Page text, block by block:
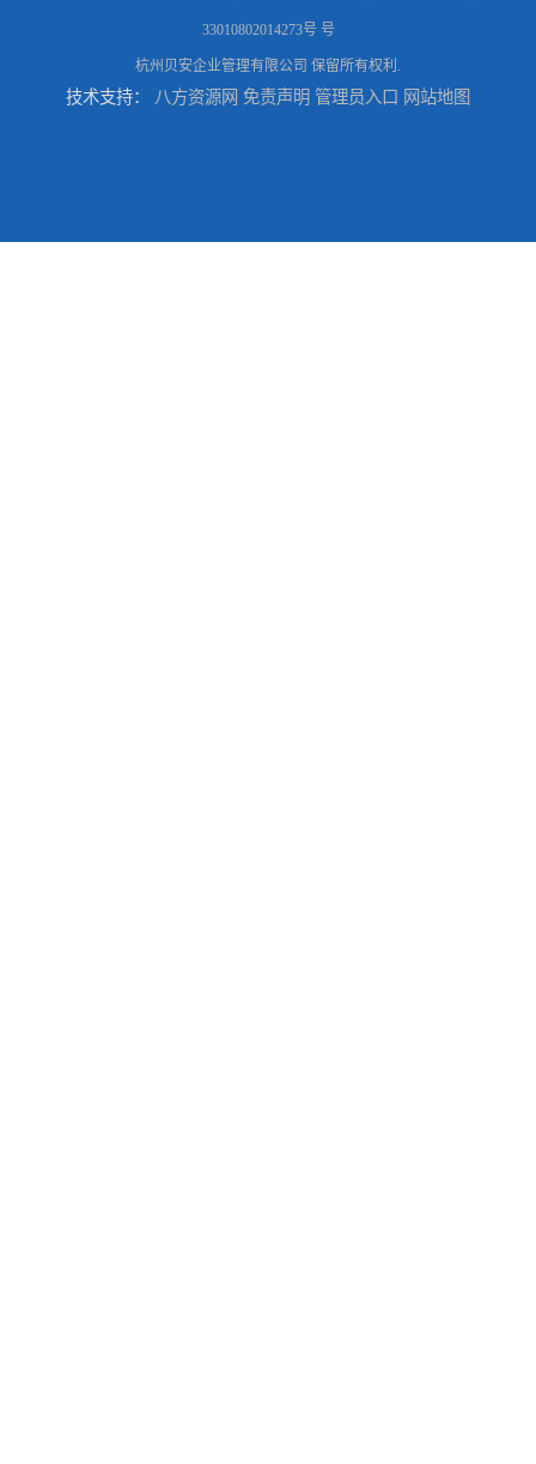
33010802014273号 号
杭州贝安企业管理有限公司 保留所有权利.
技术支持： 八方资源网 免责声明 管理员入口 网站地图